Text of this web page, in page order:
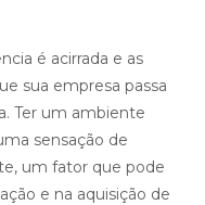
é acirrada e as
sua empresa passa
Ter um ambiente
sensação de
um fator que pode
e na aquisição de